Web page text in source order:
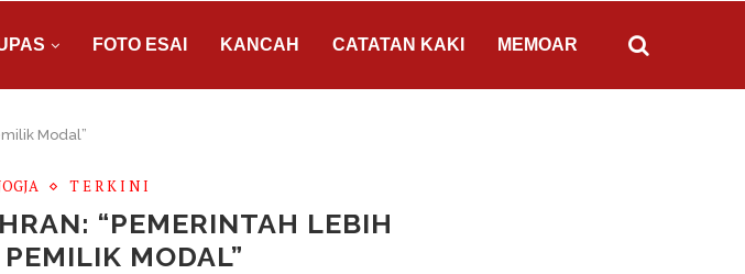
FOTO ESAI KANCAH CATATAN KAKI MEMOAR
Modal”
T E R K I N I
“PEMERINTAH LEBIH
MODAL”